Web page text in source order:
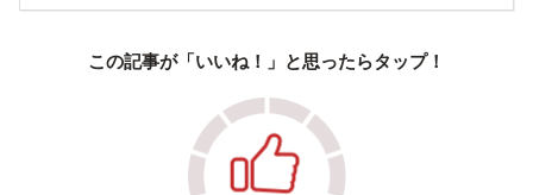
この記事が「いいね！」と思ったらタップ！